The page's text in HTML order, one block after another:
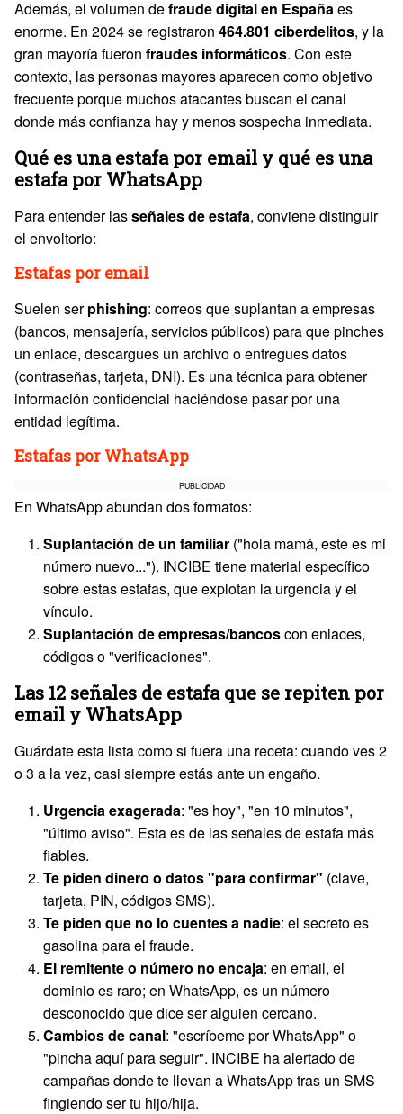
Además, el volumen defraude digital en Españaes
enorme. En 2024 se registraron 464.801 ciberdelitos, y la
gran mayoría fueron fraudes informáticos. Con este
contexto, las personas mayores aparecen como objetivo
frecuente porque muchos atacantes buscan el canal
donde más confianza hay y menos sospecha inmediata.
Qué es una estafa por email y qué es una
estafa por WhatsApp
Para entender lasseñales de estafa, conviene distinguir
el envoltorio:
Estafas por email
Suelen serphishing: correos que suplantan a empresas
(bancos, mensajería, servicios públicos) para que pinches
un enlace, descargues un archivo o entregues datos
(contraseñas, tarjeta, DNI). Es una técnica para obtener
información confidencial haciéndose pasar por una
entidad legítima.
Estafas por WhatsApp
PUBLICIDAD
En WhatsApp abundan dos formatos:
Suplantación de un familiar ("hola mamá, este es mi
número nuevo..."). INCIBE tiene material específico
sobre estas estafas, que explotan la urgencia y el
vínculo.
Suplantación de empresas/bancoscon enlaces,
códigos o "verificaciones".
Las 12 señales de estafa que se repiten por
email y WhatsApp
Guárdate esta lista como si fuera una receta: cuando ves 2
o 3 a la vez, casi siempre estás ante un engaño.
Urgencia exagerada: "es hoy", "en 10 minutos",
"último aviso". Esta es de las señales de estafa más
fiables.
Te piden dinero o datos "para confirmar" (clave,
tarjeta, PIN, códigos SMS).
Te piden que no lo cuentes a nadie: el secreto es
gasolina para el fraude.
El remitente o número no encaja: en email, el
dominio es raro; en WhatsApp, es un número
desconocido que dice ser alguien cercano.
Cambios de canal: "escríbeme por WhatsApp" o
"pincha aquí para seguir". INCIBE ha alertado de
campañas donde te llevan a WhatsApp tras un SMS
fingiendo ser tu hijo/hija.